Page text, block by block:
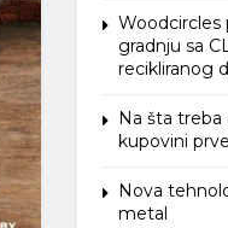
Woodcircles
gradnju sa
recikliranog
Na šta treba
kupovini
Nova
metal